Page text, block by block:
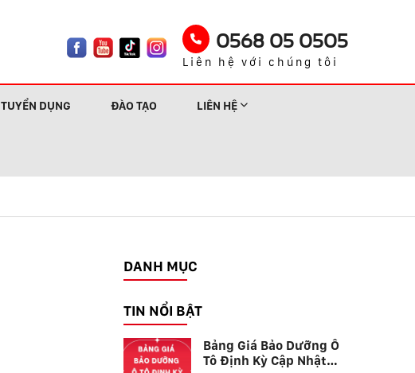
0568 05 0505
Liên hệ với chúng tôi
TUYỂN DỤNG ĐÀO TẠO LIÊN HỆ
DANH MỤC
TIN NỔI BẬT
Bảng Giá Bảo Dưỡng Ô
Tô Định Kỳ Cập Nhật